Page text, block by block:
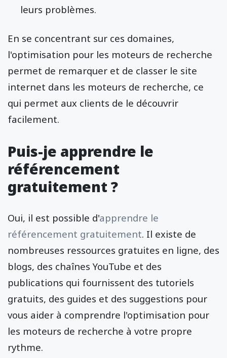
leurs problèmes.
En se concentrant sur ces domaines,
l'optimisation pour les moteurs de recherche
permet de remarquer et de classer le site
internet dans les moteurs de recherche, ce
qui permet aux clients de le découvrir
facilement.
Puis-je apprendre le
référencement
gratuitement ?
Oui, il est possible d'apprendre le
référencement gratuitement. Il existe de
nombreuses ressources gratuites en ligne, des
blogs, des chaînes YouTube et des
publications qui fournissent des tutoriels
gratuits, des guides et des suggestions pour
vous aider à comprendre l'optimisation pour
les moteurs de recherche à votre propre
rythme.